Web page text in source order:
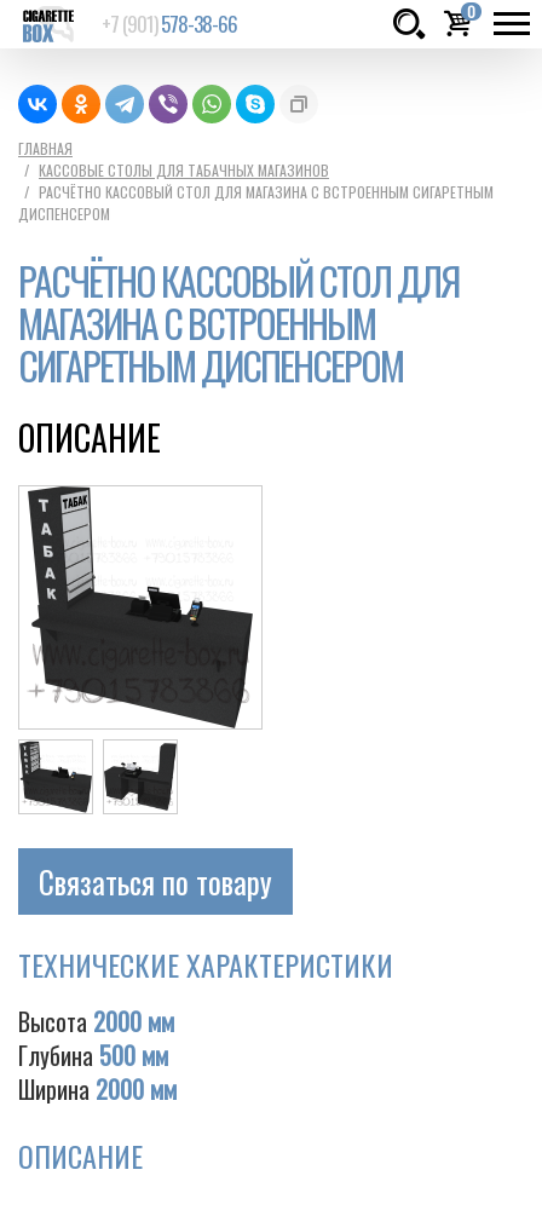
+7 (901)578-38-66 0
ГЛАВНАЯ
КАССОВЫЕ СТОЛЫ ДЛЯ ТАБАЧНЫХ МАГАЗИНОВ
РАСЧЁТНО КАССОВЫЙ СТОЛ ДЛЯ МАГАЗИНА С ВСТРОЕННЫМ СИГАРЕТНЫМ
ДИСПЕНСЕРОМ
РАСЧЁТНО КАССОВЫЙ СТОЛ ДЛЯ
МАГАЗИНА С ВСТРОЕННЫМ
СИГАРЕТНЫМ ДИСПЕНСЕРОМ
ОПИСАНИЕ
Связаться по товару
ТЕХНИЧЕСКИЕ ХАРАКТЕРИСТИКИ
Высота 2000 мм
Глубина 500 мм
Ширина 2000 мм
ОПИСАНИЕ